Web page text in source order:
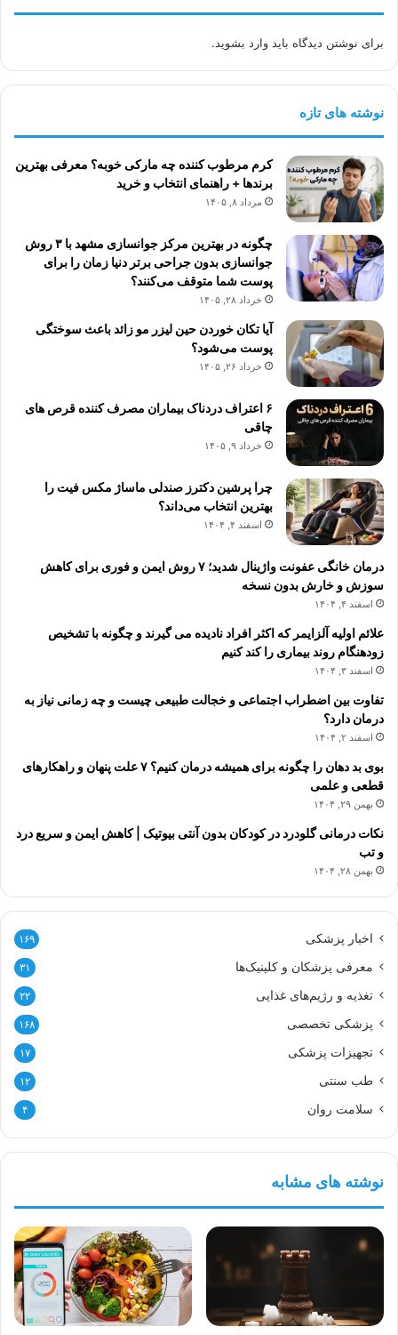
برای نوشتن دیدگاه باید وارد بشوید.
نوشته های تازه
کرم مرطوب کننده چه مارکی خوبه؟ معرفی بهترین
برندها + راهنمای انتخاب و خرید
مرداد ۸, ۱۴۰۵
چگونه در بهترین مرکز جوانسازی مشهد با ۳ روش
جوانسازی بدون جراحی برتر دنیا زمان را برای
پوست شما متوقف می‌کنند؟
خرداد ۲۸, ۱۴۰۵
آیا تکان خوردن حین لیزر مو زائد باعث سوختگی
پوست می‌شود؟
خرداد ۲۶, ۱۴۰۵
۶ اعتراف دردناک بیماران مصرف کننده قرص های
چاقی
خرداد ۹, ۱۴۰۵
چرا پرشین دکترز صندلی ماساژ مکس فیت را
بهترین انتخاب می‌داند؟
اسفند ۴, ۱۴۰۴
درمان خانگی عفونت واژینال شدید؛ ۷ روش ایمن و فوری برای کاهش
سوزش و خارش بدون نسخه
اسفند ۴, ۱۴۰۴
علائم اولیه آلزایمر که اکثر افراد نادیده می گیرند و چگونه با تشخیص
زودهنگام روند بیماری را کند کنیم
اسفند ۳, ۱۴۰۴
تفاوت بین اضطراب اجتماعی و خجالت طبیعی چیست و چه زمانی نیاز به
درمان دارد؟
اسفند ۲, ۱۴۰۴
بوی بد دهان را چگونه برای همیشه درمان کنیم؟ ۷ علت پنهان و راهکارهای
قطعی و علمی
بهمن ۲۹, ۱۴۰۴
نکات درمانی گلودرد در کودکان بدون آنتی بیوتیک | کاهش ایمن و سریع درد
و تب
بهمن ۲۸, ۱۴۰۴
اخبار پزشکی ۱۶۹
معرفی پزشکان و کلینیک‌ها ۳۱
تغذیه و رژیم‌های غذایی ۲۲
پزشکی تخصصی ۱۶۸
تجهیزات پزشکی ۱۷
طب سنتی ۱۲
سلامت روان ۴
نوشته های مشابه